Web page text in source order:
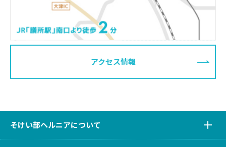
アクセス情報
そけい部ヘルニアについて